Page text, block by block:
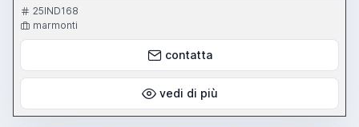
25IND168
marmonti
contatta
vedi di più